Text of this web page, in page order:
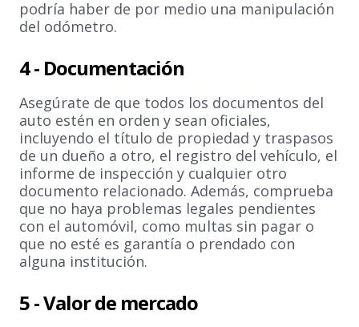
podría haber de por medio una manipulación
del odómetro.
4 - Documentación
Asegúrate de que todos los documentos del
auto estén en orden y sean oficiales,
incluyendo el título de propiedad y traspasos
de un dueño a otro, el registro del vehículo, el
informe de inspección y cualquier otro
documento relacionado. Además, comprueba
que no haya problemas legales pendientes
con el automóvil, como multas sin pagar o
que no esté es garantía o prendado con
alguna institución.
5 -Valor de mercado